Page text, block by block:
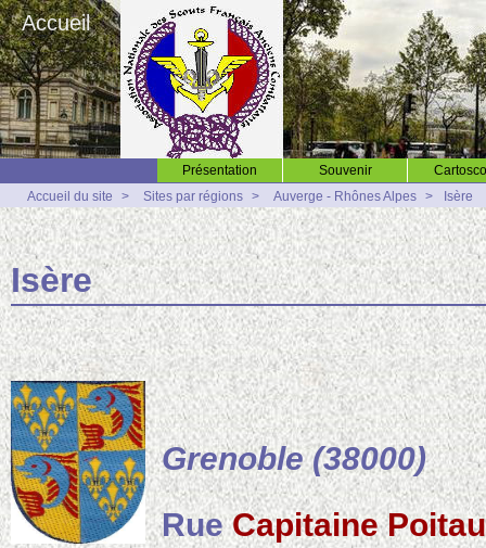
Accueil
Présentation Souvenir
Accueil du site
> Sites par régions > Auverge - Rhônes Alpes > Isère
Isère
Grenoble (38000)
RueCapitaine Poitau